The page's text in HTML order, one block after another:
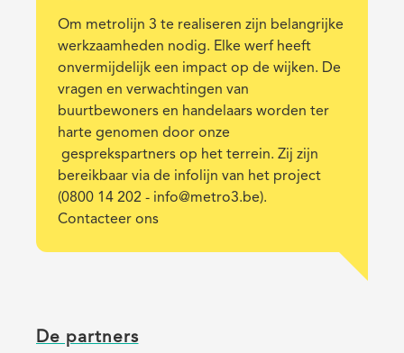
Description
Om metrolijn 3 te realiseren zijn belangrijke
werkzaamheden nodig. Elke werf heeft
onvermijdelijk een impact op de wijken. De
vragen en verwachtingen van
buurtbewoners en handelaars worden ter
harte genomen door onze
gesprekspartners op het terrein. Zij zijn
bereikbaar via de infolijn van het project
(0800 14 202 - info@metro3.be).
Contacteer ons
De partners